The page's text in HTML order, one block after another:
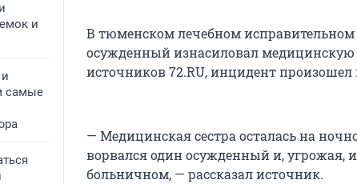
и
самые
В тюменском лечебном
осужденный изнасиловал медицинскую
источников 72.RU, инцидент произошел
— Медицинская сестра осталась на
ворвался один осужденный и, угрожая,
больничном, — рассказал источник.